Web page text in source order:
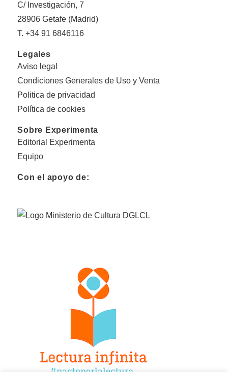
C/ Investigación, 7
28906 Getafe (Madrid)
T. +34 91 6846116
Legales
Aviso legal
Condiciones Generales de Uso y Venta
Politica de privacidad
Política de cookies
Sobre Experimenta
Editorial Experimenta
Equipo
Con el apoyo de: